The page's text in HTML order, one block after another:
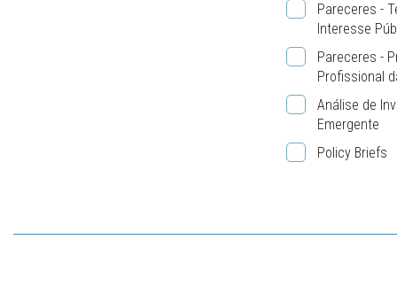
Pareceres -
Interesse
Pareceres -
Profissional
Análise de
Emergente
Policy Briefs